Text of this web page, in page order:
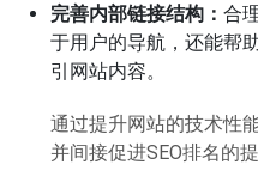
完善内部链接结构：合
于用户的导航，还能帮
引网站内容。
通过提升网站的技术性
并间接促进SEO排名的提